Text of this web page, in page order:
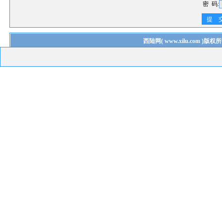
密 码:
提
西陆网( www.xilu.com)版权